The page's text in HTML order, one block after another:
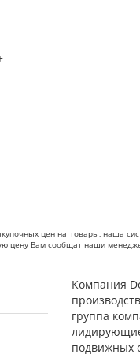
цен на товары, наша
цену Вам сообщат наши
Компания
группа
подвижных